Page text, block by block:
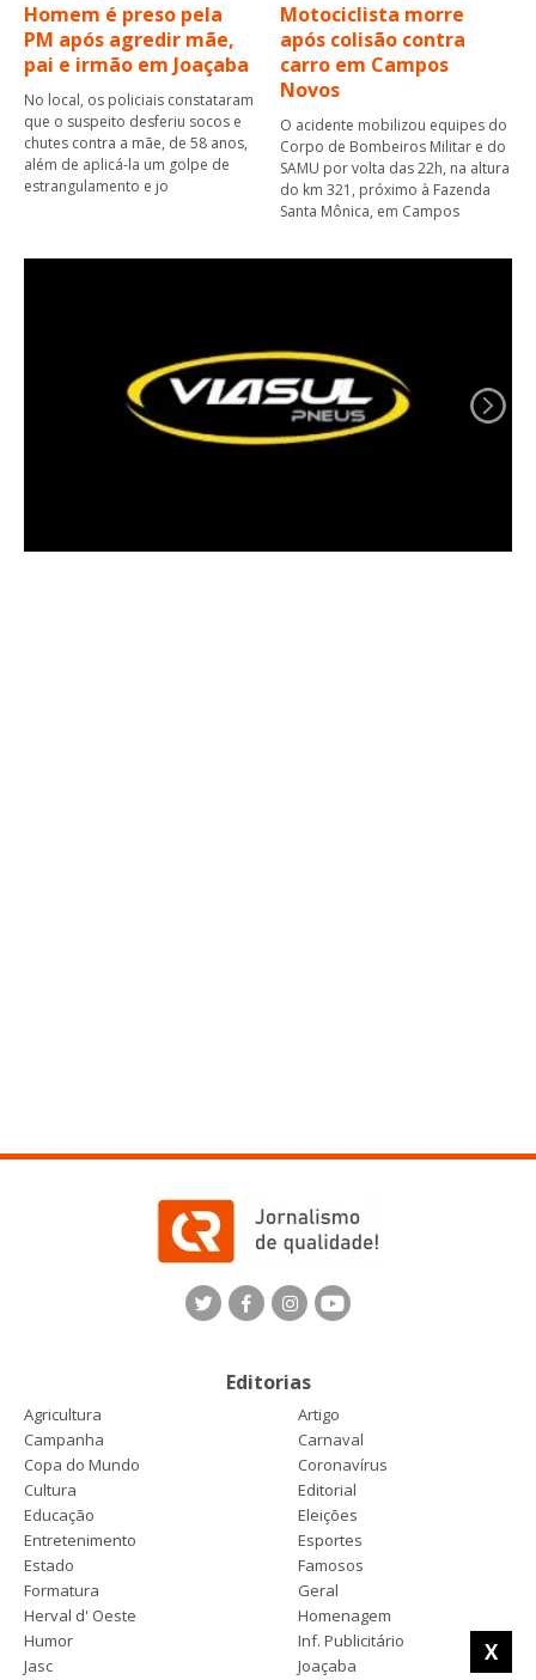
Homem é preso pela
PM após agredir mãe,
pai e irmão em Joaçaba
No local, os policiais constataram
que o suspeito desferiu socos e
chutes contra a mãe, de 58 anos,
além de aplicá-la um golpe de
estrangulamento e jo
Motociclista morre
após colisão contra
carro em Campos
Novos
O acidente mobilizou equipes do
Corpo de Bombeiros Militar e do
SAMU por volta das 22h, na altura
do km 321, próximo à Fazenda
Santa Mônica, em Campos
X
Editorias
Agricultura
Artigo
Campanha
Carnaval
Copa do Mundo
Coronavírus
Cultura
Editorial
Educação
Eleições
Entretenimento
Esportes
Estado
Famosos
Formatura
Geral
Herval d' Oeste
Homenagem
Humor
Inf. Publicitário
Jasc
Joaçaba